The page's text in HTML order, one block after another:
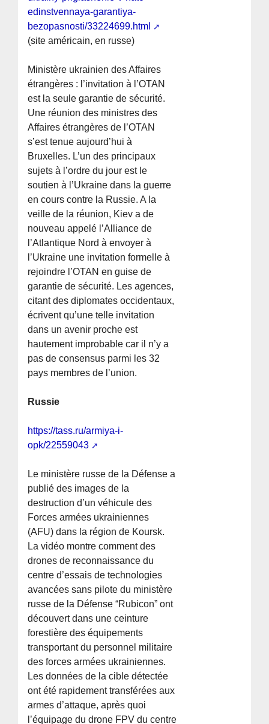
edinstvennaya-garantiya-
bezopasnosti/33224699.html
(site américain, en russe)
Ministère ukrainien des Affaires
étrangères : l’invitation à l’OTAN
est la seule garantie de sécurité.
Une réunion des ministres des
Affaires étrangères de l’OTAN
s’est tenue aujourd’hui à
Bruxelles. L’un des principaux
sujets à l’ordre du jour est le
soutien à l’Ukraine dans la guerre
en cours contre la Russie. A la
veille de la réunion, Kiev a de
nouveau appelé l’Alliance de
l’Atlantique Nord à envoyer à
l’Ukraine une invitation formelle à
rejoindre l’OTAN en guise de
garantie de sécurité. Les agences,
citant des diplomates occidentaux,
écrivent qu’une telle invitation
dans un avenir proche est
hautement improbable car il n’y a
pas de consensus parmi les 32
pays membres de l’union.
Russie
https://tass.ru/armiya-i-
opk/22559043
Le ministère russe de la Défense a
publié des images de la
destruction d’un véhicule des
Forces armées ukrainiennes
(AFU) dans la région de Koursk.
La vidéo montre comment des
drones de reconnaissance du
centre d’essais de technologies
avancées sans pilote du ministère
russe de la Défense “Rubicon” ont
découvert dans une ceinture
forestière des équipements
transportant du personnel militaire
des forces armées ukrainiennes.
Les données de la cible détectée
ont été rapidement transférées aux
armes d’attaque, après quoi
l’équipage du drone FPV du centre